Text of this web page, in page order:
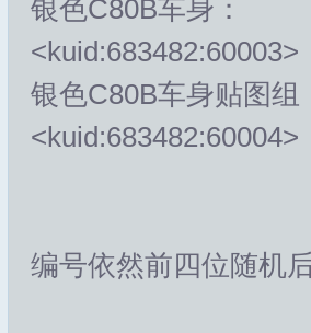
银色C80B车身：
<kuid:683482:60003>
银色C80B车身贴图
<kuid:683482:60004>
编号依然前四位随机